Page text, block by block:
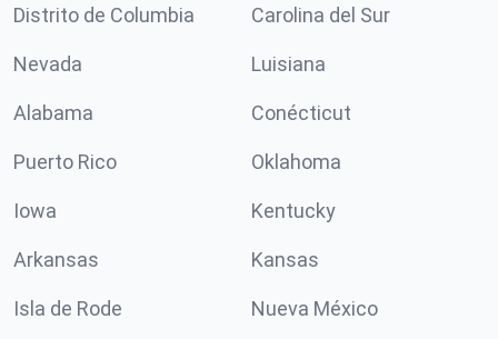
Distrito de Columbia Carolina del Sur
Nevada Luisiana
Alabama Conécticut
Puerto Rico Oklahoma
Iowa Kentucky
Arkansas Kansas
Isla de Rode Nueva México